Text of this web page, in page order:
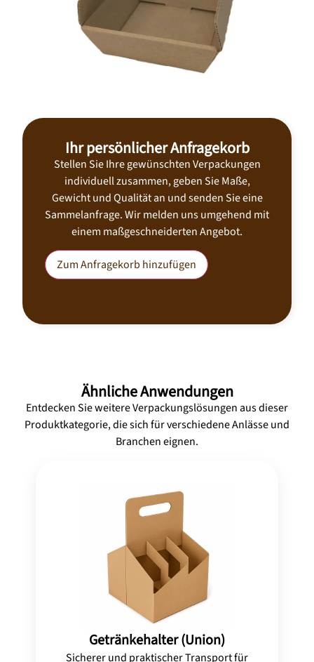
Ihr persönlicher Anfragekorb
Stellen Sie Ihre gewünschten Verpackungen
individuell zusammen, geben Sie Maße,
Gewicht und Qualität an und senden Sie eine
Sammelanfrage. Wir melden uns umgehend mit
einem maßgeschneiderten Angebot.
Zum Anfragekorb hinzufügen
Ähnliche Anwendungen
Entdecken Sie weitere Verpackungslösungen aus dieser
Produktkategorie, die sich für verschiedene Anlässe und
Branchen eignen.
Getränkehalter (Union)
Sicherer und praktischer Transport für